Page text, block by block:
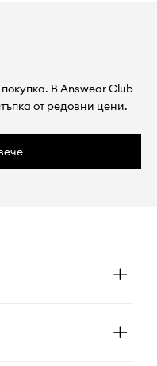
В Answear Club
от редовни цени.